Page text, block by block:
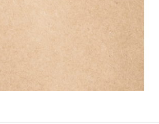
ークショップ開催！！】
し』凪